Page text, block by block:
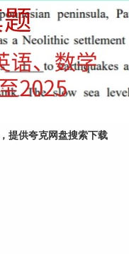
提供夸克网盘搜索下载